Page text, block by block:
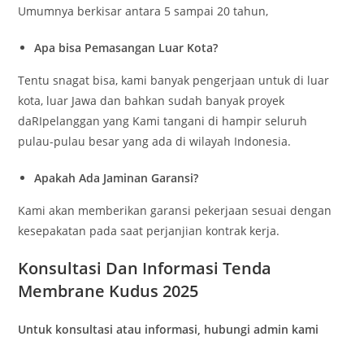
Umumnya berkisar antara 5 sampai 20 tahun,
Apa bisa Pemasangan Luar Kota?
Tentu snagat bisa, kami banyak pengerjaan untuk di luar
kota, luar Jawa dan bahkan sudah banyak proyek
daRIpelanggan yang Kami tangani di hampir seluruh
pulau-pulau besar yang ada di wilayah Indonesia.
Apakah Ada Jaminan Garansi?
Kami akan memberikan garansi pekerjaan sesuai dengan
kesepakatan pada saat perjanjian kontrak kerja.
Konsultasi Dan Informasi Tenda
Membrane Kudus 2025
Untuk konsultasi atau informasi, hubungi admin kami